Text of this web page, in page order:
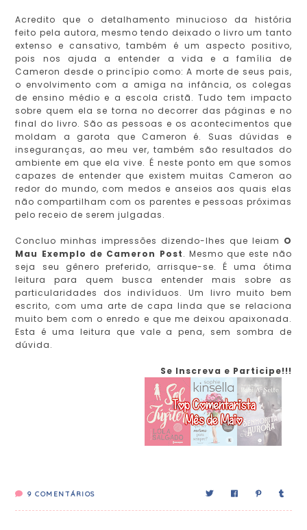
Acredito que o detalhamento minucioso da história
feito pela autora, mesmo tendo deixado o livro um tanto
extenso e cansativo, também é um aspecto positivo,
pois nos ajuda a entender a vida e a família de
Cameron desde o princípio como: A morte de seus pais,
o envolvimento com a amiga na infância, os colegas
de ensino médio e a escola cristã. Tudo tem impacto
sobre quem ela se torna no decorrer das páginas e no
final do livro. São as pessoas e os acontecimentos que
moldam a garota que Cameron é. Suas dúvidas e
inseguranças, ao meu ver, também são resultados do
ambiente em que ela vive. É neste ponto em que somos
capazes de entender que existem muitas Cameron ao
redor do mundo, com medos e anseios aos quais elas
não compartilham com os parentes e pessoas próximas
pelo receio de serem julgadas.
Concluo minhas impressões dizendo-lhes que leiam O
Mau Exemplo de Cameron Post. Mesmo que este não
seja seu gênero preferido, arrisque-se. É uma ótima
leitura para quem busca entender mais sobre as
particularidades dos indivíduos. Um livro muito bem
escrito, com uma arte de capa linda que se relaciona
muito bem com o enredo e que me deixou apaixonada.
Esta é uma leitura que vale a pena, sem sombra de
dúvida.
Se Inscreva e Participe!!!
9 COMENTÁRIOS